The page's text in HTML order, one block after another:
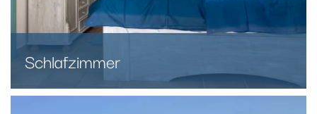
Schlafzimmer